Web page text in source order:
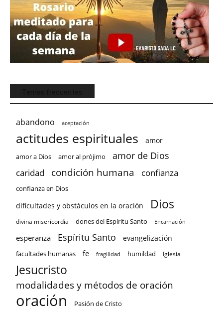
abandono aceptación
actitudes espirituales amor
amor a Dios amor al prójimo amor de Dios
caridad condición humana confianza
confianza en Dios
dificultades y obstáculos en la oración Dios
divina misericordia dones del Espíritu Santo Encarnación
esperanza Espíritu Santo evangelización
facultades humanas fe fragilidad humildad Iglesia
Jesucristo
modalidades y métodos de oración
oración Pasión de Cristo